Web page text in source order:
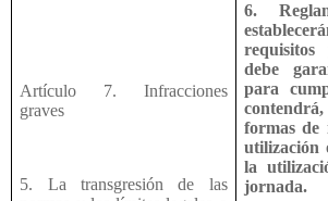
Artículo 7. Infracciones
graves
5. La transgresión de las
6.
debe
para
formas de
utilización
la
jornada.